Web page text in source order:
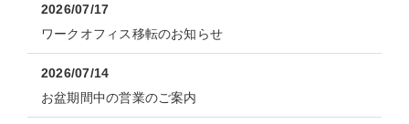
2026/07/17
ワークオフィス移転のお知らせ
2026/07/14
お盆期間中の営業のご案内